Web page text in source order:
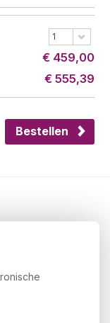
1
€ 459,00
€ 555,39
Bestellen